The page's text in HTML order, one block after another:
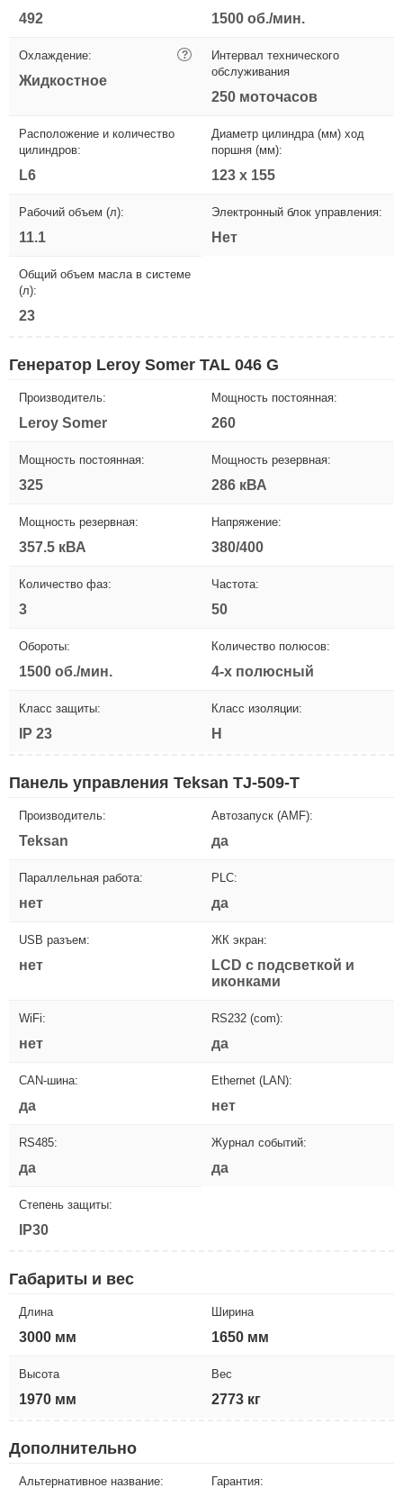
492 1500 об./мин.
Охлаждение: ?
Жидкостное
Интервал технического
обслуживания
250 моточасов
Расположение и количество
цилиндров:
L6
Диаметр цилиндра (мм) ход
поршня (мм):
123 x 155
Рабочий объем (л):
11.1
Электронный блок управления:
Нет
Общий объем масла в системе
(л):
23
Генератор Leroy Somer TAL 046 G
Производитель:
Leroy Somer
Мощность постоянная:
260
Мощность постоянная:
325
Мощность резервная:
286 кВА
Мощность резервная:
357.5 кВА
Напряжение:
380/400
Количество фаз:
3
Частота:
50
Обороты:
1500 об./мин.
Количество полюсов:
4-х полюсный
Класс защиты:
IP 23
Класс изоляции:
H
Панель управления Teksan TJ-509-T
Производитель:
Teksan
Автозапуск (AMF):
да
Параллельная работа:
нет
PLC:
да
USB разъем:
нет
ЖК экран:
LCD с подсветкой и
иконками
WiFi:
нет
RS232 (com):
да
CAN-шина:
да
Ethernet (LAN):
нет
RS485:
да
Журнал событий:
да
Степень защиты:
IP30
Габариты и вес
Длина
3000 мм
Ширина
1650 мм
Высота
1970 мм
Вес
2773 кг
Дополнительно
Альтернативное название: Гарантия: